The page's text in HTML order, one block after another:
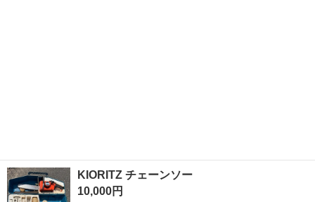
KIORITZ チェーンソー
10,000円